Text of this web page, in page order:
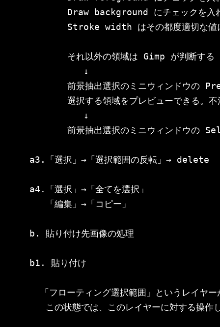
Draw background にチェックを入
Stroke width はその都度適切な値
       それ以外の領域は Gimp が判断する
          ↓
前景抽出選択のミニウィンドウの
選択する領域をプレビューできる。不
          ↓
前景抽出選択のミニウィンドウの
a3.「選択」→「選択範囲の反転」→ delete
a4.「選択」→「全てを選択」
   「編集」→「コピー」
b. 貼り付け先画像の処理
b1. 貼り付け
「フローティング選択範囲」というレイヤ
この状態では、このレイヤーに対する操作